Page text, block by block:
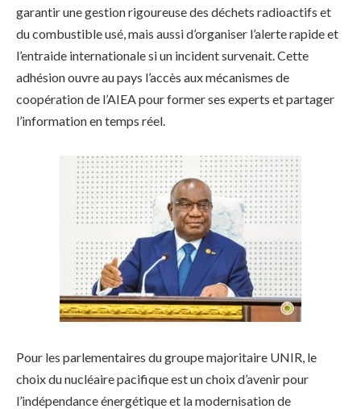
garantir une gestion rigoureuse des déchets radioactifs et
du combustible usé, mais aussi d’organiser l’alerte rapide et
l’entraide internationale si un incident survenait. Cette
adhésion ouvre au pays l’accès aux mécanismes de
coopération de l’AIEA pour former ses experts et partager
l’information en temps réel.
Pour les parlementaires du groupe majoritaire UNIR, le
choix du nucléaire pacifique est un choix d’avenir pour
l’indépendance énergétique et la modernisation de